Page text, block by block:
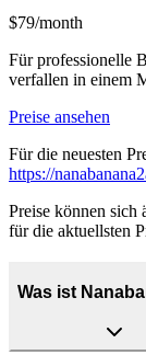
$79/month
Für professionelle
verfallen in einem
Preise ansehen
Für die neuesten
https://
Preise können sich
für die aktuellsten
Was ist